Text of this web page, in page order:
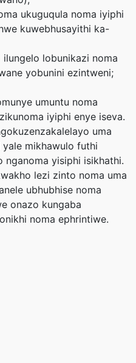
ukuguqula noma iyiphi
kuwebhusayithi ka-
ilungelo lobunikazi noma
yobunini ezintweni;
umuntu noma
iyiphi enye iseva.
uma
mikhawulo futhi
nganoma yisiphi isikhathi.
lezi zinto noma uma
ubhubhise noma
onazo kungaba
noma ephrintiwe.